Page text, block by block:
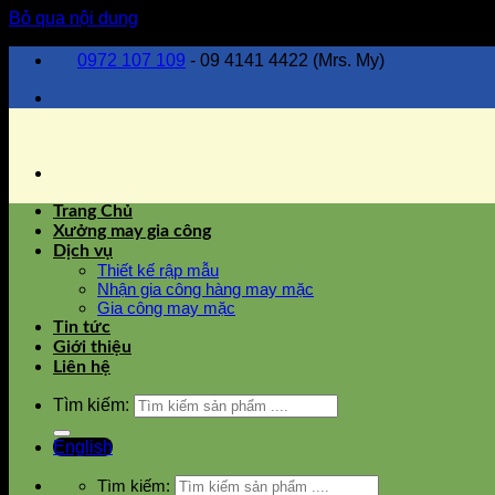
Bỏ qua nội dung
0972 107 109 - 09 4141 4422 (Mrs. My)
Trang Chủ
Xưởng may gia công
Dịch vụ
Thiết kế rập mẫu
Nhận gia công hàng may mặc
Gia công may mặc
Tin tức
Giới thiệu
Liên hệ
Tìm kiếm:
English
Tìm kiếm: